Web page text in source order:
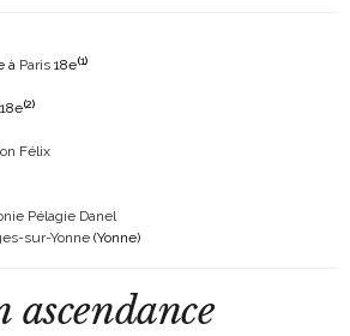
à Paris 18e(1)
18e(2)
Félix
Pélagie Danel
sur-Yonne (Yonne)
ascendance